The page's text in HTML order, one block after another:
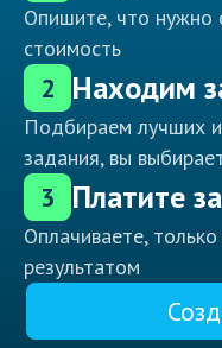
Опишите, что нужно
стоимость
2 Находим
Подбираем лучших
задания, вы
3 Платите
Оплачиваете,
результатом